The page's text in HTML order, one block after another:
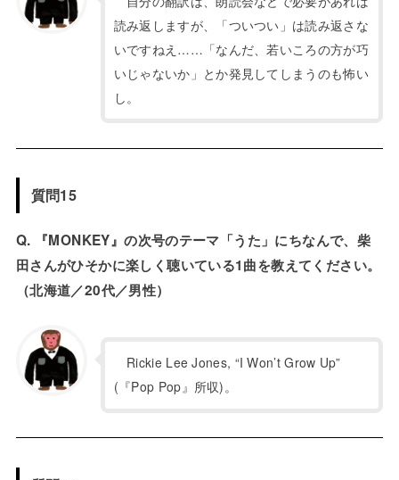
読み返しますが、「ついつい」は読み返さな
いですねえ……「なんだ、若いころの方が巧
いじゃないか」とか発見してしまうのも怖い
し。
質問15
Q. 『MONKEY』の次号のテーマ「うた」にちなんで、柴
田さんがひそかに楽しく聴いている1曲を教えてください。
（北海道／20代／男性）
Rickie Lee Jones, “I Won’t Grow Up”
(『Pop Pop』所収)。